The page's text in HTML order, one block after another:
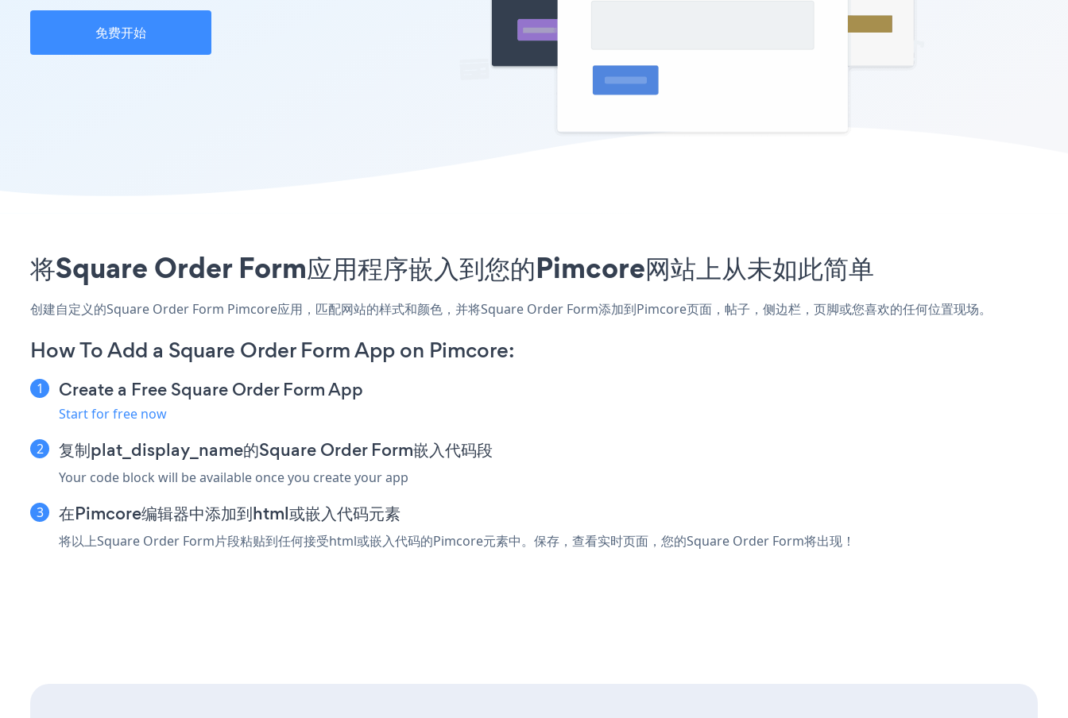
免费开始
将Square Order Form应用程序嵌入到您的Pimcore网站上从未如此简单
创建自定义的Square Order Form Pimcore应用，匹配网站的样式和颜色，并将Square Order Form添加到Pimcore页面，帖子，侧边栏，页脚或您喜欢的任何位置现场。
How To Add a Square Order Form App on Pimcore:
Create a Free Square Order Form App
Start for free now
复制plat_display_name的Square Order Form嵌入代码段
Your code block will be available once you create your app
在Pimcore编辑器中添加到html或嵌入代码元素
将以上Square Order Form片段粘贴到任何接受html或嵌入代码的Pimcore元素中。保存，查看实时页面，您的Square Order Form将出现！